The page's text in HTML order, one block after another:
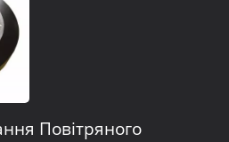
Повітряного